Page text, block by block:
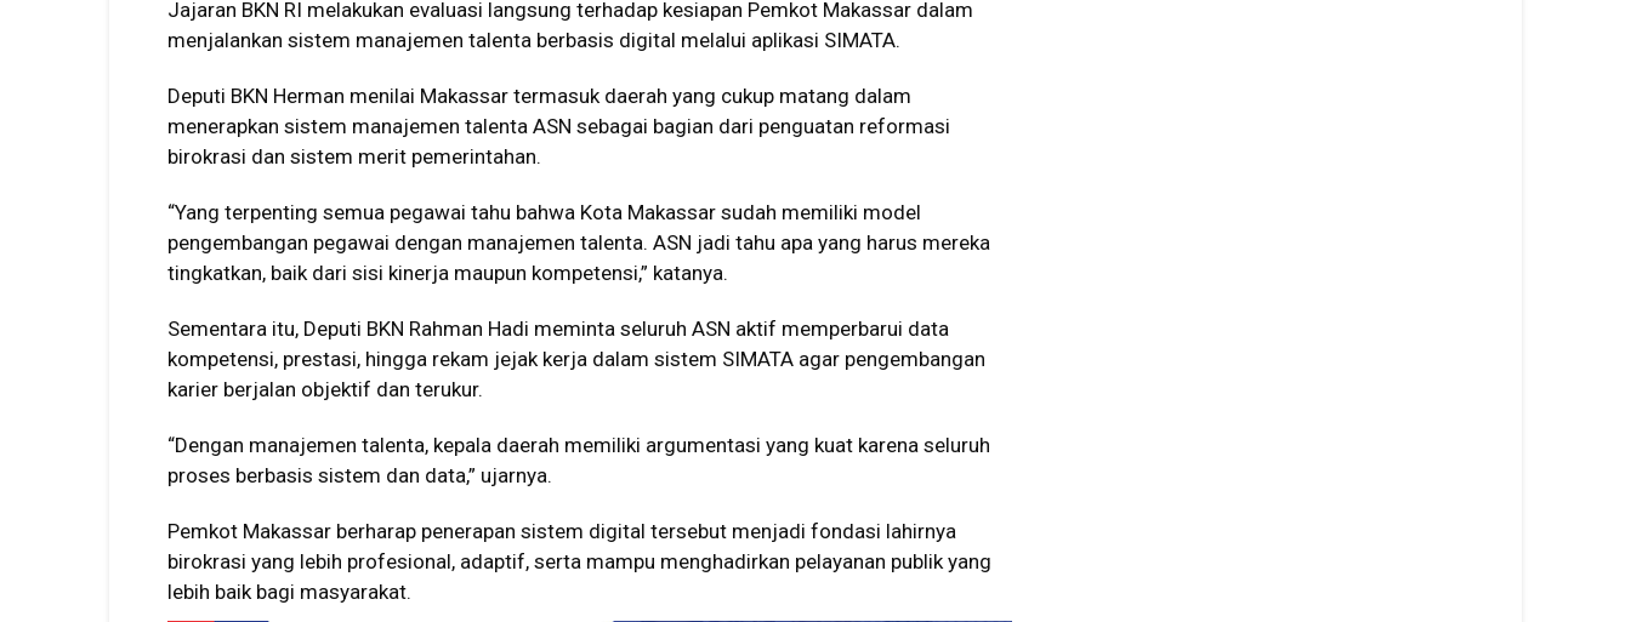
Jajaran BKN RI melakukan evaluasi langsung terhadap kesiapan Pemkot Makassar dalam
menjalankan sistem manajemen talenta berbasis digital melalui aplikasi SIMATA.
Deputi BKN Herman menilai Makassar termasuk daerah yang cukup matang dalam
menerapkan sistem manajemen talenta ASN sebagai bagian dari penguatan reformasi
birokrasi dan sistem merit pemerintahan.
“Yang terpenting semua pegawai tahu bahwa Kota Makassar sudah memiliki model
pengembangan pegawai dengan manajemen talenta. ASN jadi tahu apa yang harus mereka
tingkatkan, baik dari sisi kinerja maupun kompetensi,” katanya.
Sementara itu, Deputi BKN Rahman Hadi meminta seluruh ASN aktif memperbarui data
kompetensi, prestasi, hingga rekam jejak kerja dalam sistem SIMATA agar pengembangan
karier berjalan objektif dan terukur.
“Dengan manajemen talenta, kepala daerah memiliki argumentasi yang kuat karena seluruh
proses berbasis sistem dan data,” ujarnya.
Pemkot Makassar berharap penerapan sistem digital tersebut menjadi fondasi lahirnya
birokrasi yang lebih profesional, adaptif, serta mampu menghadirkan pelayanan publik yang
lebih baik bagi masyarakat.